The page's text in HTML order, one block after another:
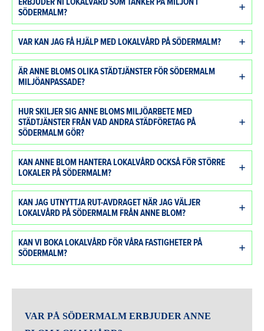
SÖDERMALM?
VAR KAN JAG FÅ HJÄLP MED LOKALVÅRD PÅ SÖDERMALM?
ÄR ANNE BLOMS OLIKA STÄDTJÄNSTER FÖR SÖDERMALM
MILJÖANPASSADE?
HUR SKILJER SIG ANNE BLOMS MILJÖARBETE MED
STÄDTJÄNSTER FRÅN VAD ANDRA STÄDFÖRETAG PÅ
SÖDERMALM GÖR?
KAN ANNE BLOM HANTERA LOKALVÅRD OCKSÅ FÖR STÖRRE
LOKALER PÅ SÖDERMALM?
KAN JAG UTNYTTJA RUT-AVDRAGET NÄR JAG VÄLJER
LOKALVÅRD PÅ SÖDERMALM FRÅN ANNE BLOM?
KAN VI BOKA LOKALVÅRD FÖR VÅRA FASTIGHETER PÅ
SÖDERMALM?
VAR PÅ SÖDERMALM ERBJUDER ANNE